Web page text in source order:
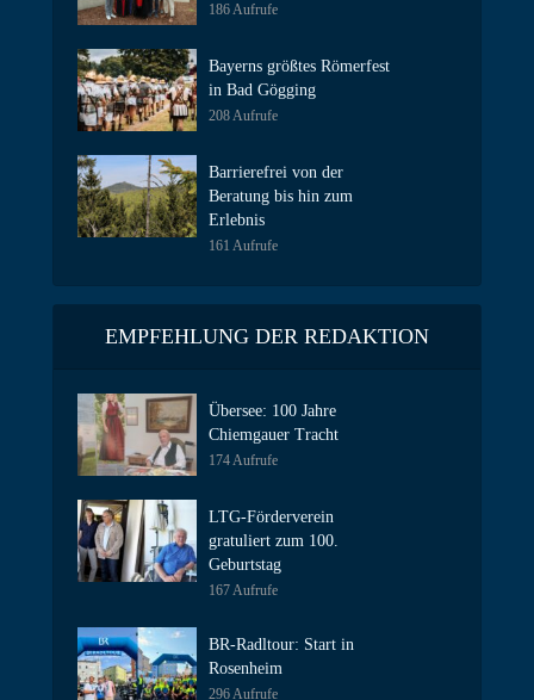
186 Aufrufe
Bayerns größtes Römerfest
in Bad Gögging
208 Aufrufe
Barrierefrei von der
Beratung bis hin zum
Erlebnis
161 Aufrufe
EMPFEHLUNG DER REDAKTION
Übersee: 100 Jahre
Chiemgauer Tracht
174 Aufrufe
LTG-Förderverein
gratuliert zum 100.
Geburtstag
167 Aufrufe
BR-Radltour: Start in
Rosenheim
296 Aufrufe